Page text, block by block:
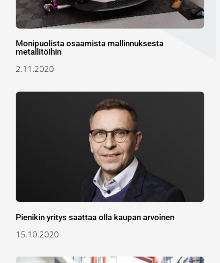
Monipuolista osaamista mallinnuksesta
metallitöihin
2.11.2020
Pienikin yritys saattaa olla kaupan arvoinen
15.10.2020